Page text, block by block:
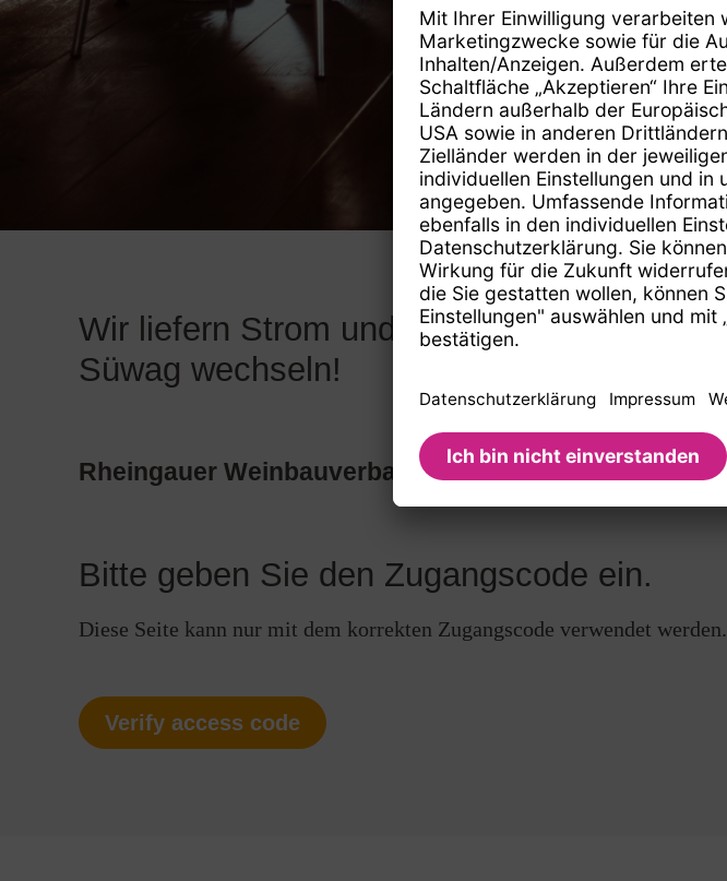
Diese Seite kann nur mit dem korrekten Zugangscode verwendet werden.